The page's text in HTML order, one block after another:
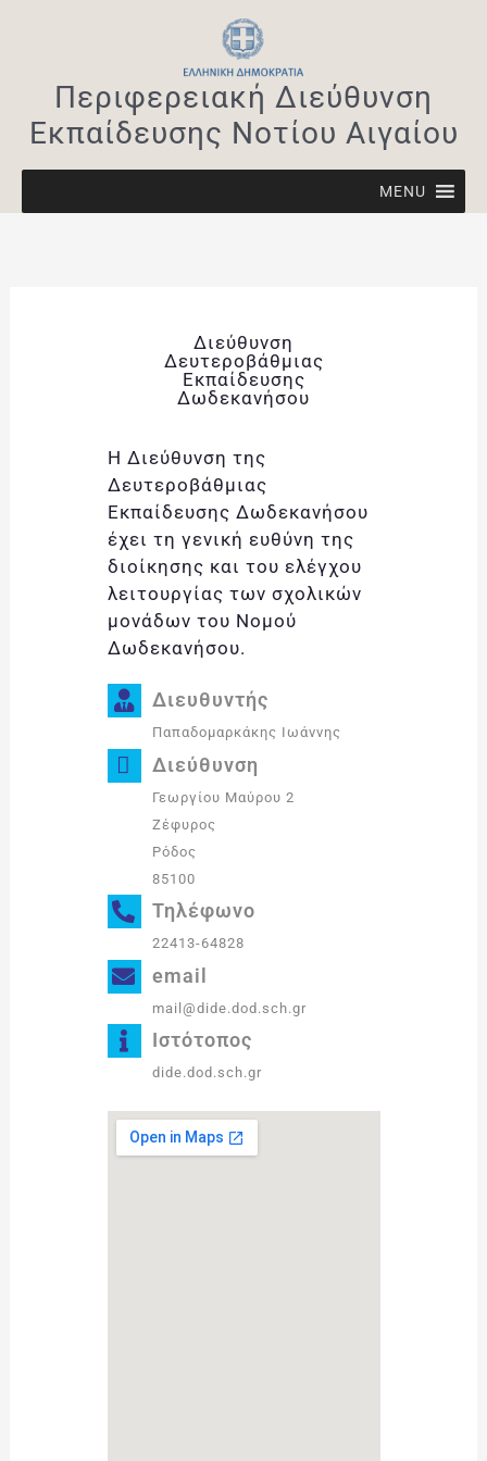
Περιφερειακή Διεύθυνση
Εκπαίδευσης Νοτίου Αιγαίου
MENU
Διεύθυνση
Δευτεροβάθμιας
Εκπαίδευσης
Δωδεκανήσου
Η Διεύθυνση της
Δευτεροβάθμιας
Εκπαίδευσης Δωδεκανήσου
έχει τη γενική ευθύνη της
διοίκησης και του ελέγχου
λειτουργίας των σχολικών
μονάδων του Νομού
Δωδεκανήσου.
Διευθυντής
Παπαδομαρκάκης Ιωάννης
Διεύθυνση
Γεωργίου Μαύρου 2
Ζέφυρος
Ρόδος
85100
Τηλέφωνο
22413-64828
email
mail@dide.dod.sch.gr
Ιστότοπος
dide.dod.sch.gr